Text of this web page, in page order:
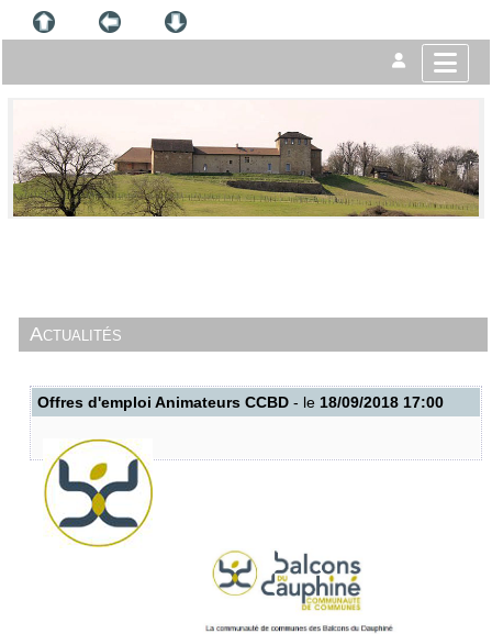
Actualités
Offres d'emploi Animateurs CCBD - le 18/09/2018 17:00